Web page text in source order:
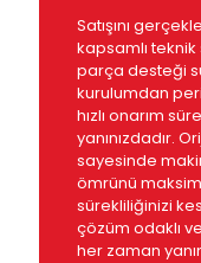
Satışını
kapsamlı
parça desteği
kurulumdan
hızlı onarım
yanınızdadır.
sayesinde
ömrünü
sürekliliğinizi
çözüm odaklı
her zaman